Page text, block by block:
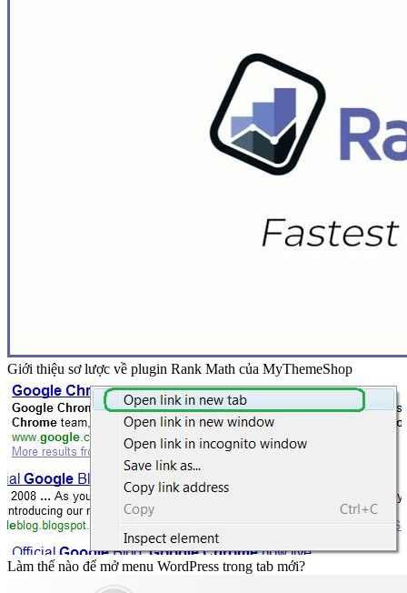
Laptop Acer Aspire 5 A514-54-59QK (Core i5 1135G7/8GB
RAM/512GB/14″FHD/Win 11/Vàng)
Giới thiệu sơ lược về plugin Rank Math của MyThemeShop